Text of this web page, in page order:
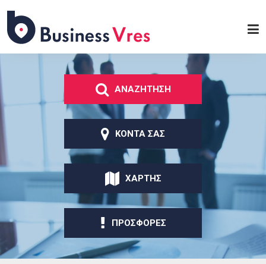
κυρίως περιεχόμενο
Business
ΑΝΑΖΗΤΗΣΗ
ΚΟΝΤΑ ΣΑΣ
ΧΑΡΤΗΣ
ΠΡΟΣΦΟΡΕΣ